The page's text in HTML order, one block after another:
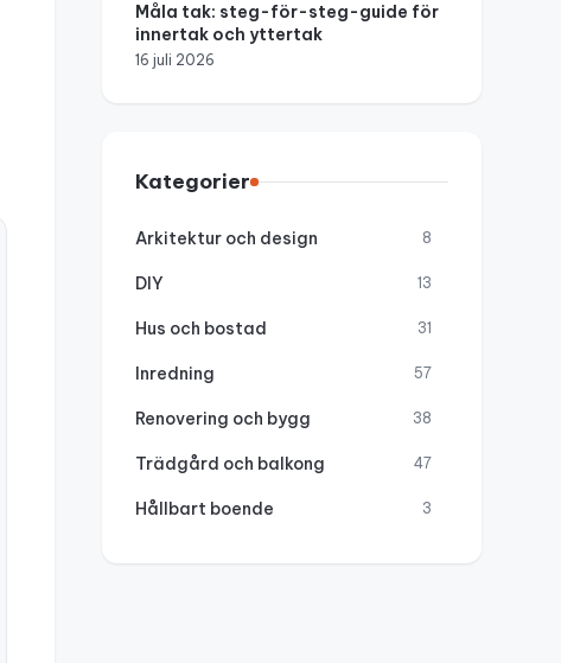
Måla tak: steg-för-steg-guide för
innertak och yttertak
16 juli 2026
Kategorier
Arkitektur och design 8
DIY 13
Hus och bostad 31
Inredning 57
Renovering och bygg 38
Trädgård och balkong 47
Hållbart boende 3